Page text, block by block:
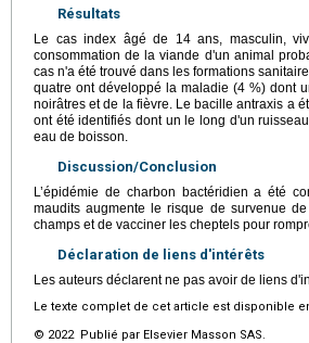
Résultats
Le cas index âgé de 14 ans, masculin,
consommation de la viande d'un animal
cas n'a été trouvé dans les formations
quatre ont développé la maladie (4 %) dont
noirâtres et de la fièvre. Le bacille antraxis a
ont été identifiés dont un le long d'un
eau de boisson.
Discussion/Conclusion
L’épidémie de charbon bactéridien a été
maudits augmente le risque de survenue
champs et de vacciner les cheptels pour
Déclaration de liens d'intérêts
Les auteurs déclarent ne pas avoir de liens
Le texte complet de cet article est disponible
© 2022 Publié par Elsevier Masson SAS.